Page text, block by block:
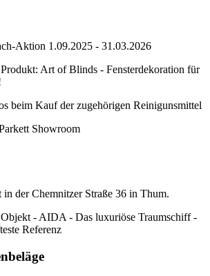
Aktion 1.09.2025 - 31.03.2026
Produkt: Art of Blinds - Fensterdekoration für
beim Kauf der zugehörigen Reinigunsmittel
Showroom
in der Chemnitzer Straße 36 in Thum.
Objekt - AIDA - Das luxuriöse Traumschiff -
Referenz